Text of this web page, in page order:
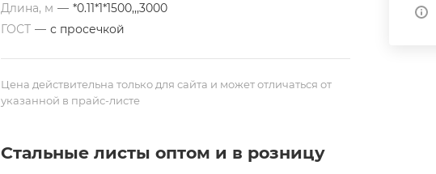
Длина, м — *0.11*1*1500,,,3000
ГОСТ — с просечкой
Цена действительна только для сайта и может отличаться от
указанной в прайс-листе
Стальные листы оптом и в розницу